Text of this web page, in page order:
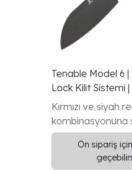
Tenable Model 6
Lock Kilit Sistemi |
Siyah G-Mascus
Blackwash
Nick Swan
Kırmızı ve siyah
kombinasyonuna
Mascus sap,
dayanıklılığını
görünümle
Ön sipariş